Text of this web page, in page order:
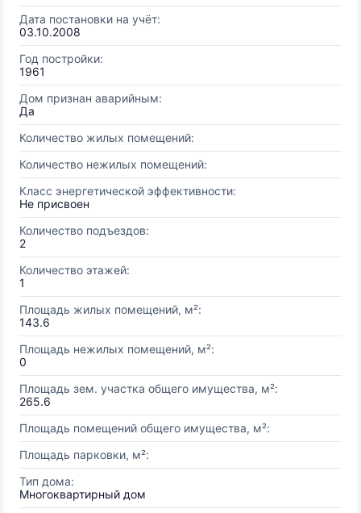
Дата постановки на учёт:
03.10.2008
Год постройки:
1961
Дом признан аварийным:
Да
Количество жилых помещений:
Количество нежилых помещений:
Класс энергетической эффективности:
Не присвоен
Количество подъездов:
2
Количество этажей:
1
Площадь жилых помещений, м²:
143.6
Площадь нежилых помещений, м²:
0
Площадь зем. участка общего имущества, м²:
265.6
Площадь помещений общего имущества, м²:
Площадь парковки, м²:
Тип дома:
Многоквартирный дом